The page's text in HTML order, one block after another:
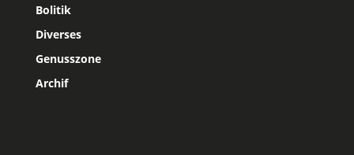
Bolitik
Diverses
Genusszone
Archif